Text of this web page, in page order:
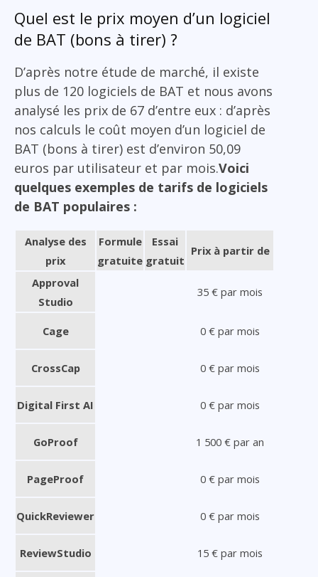
Quel est le prix moyen d’un logiciel
de BAT (bons à tirer) ?
D’après notre étude de marché, il existe
plus de 120 logiciels de BAT et nous avons
analysé les prix de 67 d’entre eux : d’après
nos calculs le coût moyen d’un logiciel de
BAT (bons à tirer) est d’environ 50,09
euros par utilisateur et par mois.Voici
quelques exemples de tarifs de logiciels
de BAT populaires :
Analyse des
prix
Formule
gratuite
Essai
gratuit
Prix à partir de
Approval
Studio
35 € par mois
Cage 0 € par mois
CrossCap 0 € par mois
Digital First AI 0 € par mois
GoProof 1 500 € par an
PageProof 0 € par mois
QuickReviewer 0 € par mois
ReviewStudio 15 € par mois